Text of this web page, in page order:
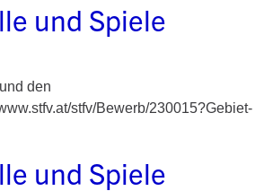
und Spiele
den
stfv/Bewerb/230015?Gebiet-
und Spiele